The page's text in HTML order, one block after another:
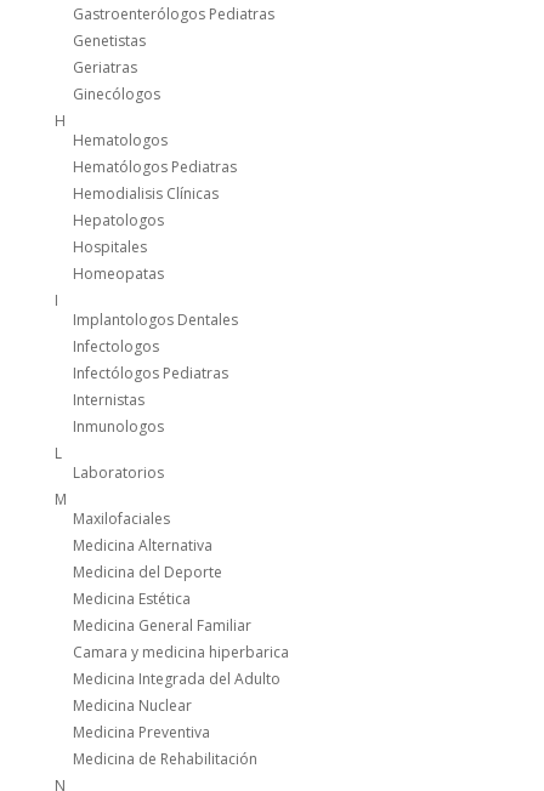
Gastroenterólogos Pediatras
Genetistas
Geriatras
Ginecólogos
H
Hematologos
Hematólogos Pediatras
Hemodialisis Clínicas
Hepatologos
Hospitales
Homeopatas
I
Implantologos Dentales
Infectologos
Infectólogos Pediatras
Internistas
Inmunologos
L
Laboratorios
M
Maxilofaciales
Medicina Alternativa
Medicina del Deporte
Medicina Estética
Medicina General Familiar
Camara y medicina hiperbarica
Medicina Integrada del Adulto
Medicina Nuclear
Medicina Preventiva
Medicina de Rehabilitación
N